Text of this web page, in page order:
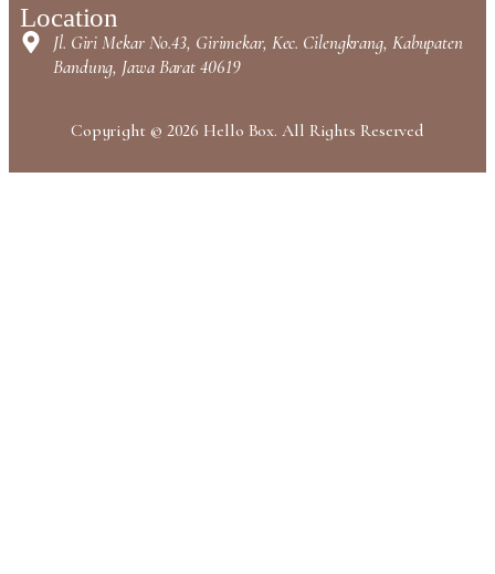
Location
Jl. Giri Mekar No.43, Girimekar, Kec. Cilengkrang, Kabupaten
Bandung, Jawa Barat 40619
Copyright © 2026 Hello Box. All Rights Reserved